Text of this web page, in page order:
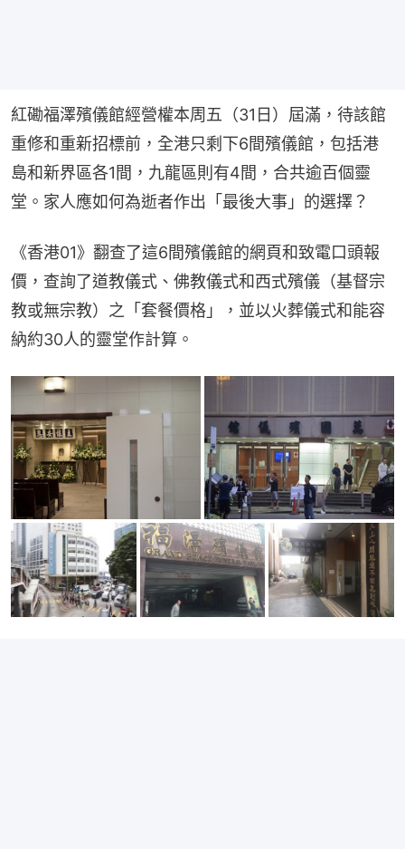
紅磡福澤殯儀館經營權本周五（31日）屆滿，待該館
重修和重新招標前，全港只剩下6間殯儀館，包括港
島和新界區各1間，九龍區則有4間，合共逾百個靈
堂。家人應如何為逝者作出「最後大事」的選擇？
《香港01》翻查了這6間殯儀館的網頁和致電口頭報
價，查詢了道教儀式、佛教儀式和西式殯儀（基督宗
教或無宗教）之「套餐價格」，並以火葬儀式和能容
納約30人的靈堂作計算。